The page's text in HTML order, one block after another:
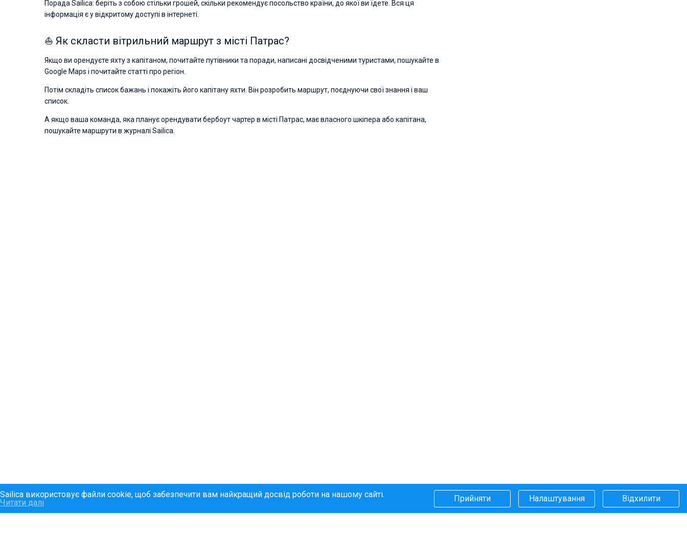
Порада Sailica: беріть з собою стільки грошей, скільки рекомендує посольство країни, до якої ви їдете. Вся ця
інформація є у відкритому доступі в інтернеті.
⛵ Як скласти вітрильний маршрут з місті Патрас?
Якщо ви орендуєте яхту з капітаном, почитайте путівники та поради, написані досвідченими туристами, пошукайте в
Google Maps і почитайте статті про регіон.
Потім складіть список бажань і покажіть його капітану яхти. Він розробить маршрут, поєднуючи свої знання і ваш
список.
А якщо ваша команда, яка планує орендувати бербоут чартер в місті Патрас, має власного шкіпера або капітана,
пошукайте маршрути в журналі Sailica.
Sailica використовує файли cookie, щоб забезпечити вам найкращий досвід роботи на нашому сайті.
Читати далі
Прийняти Налаштування Відхилити